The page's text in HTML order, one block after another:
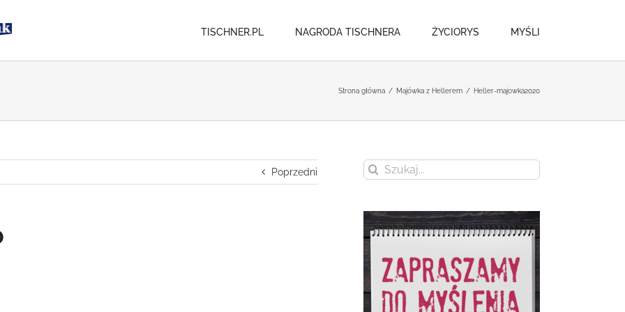
TISCHNER.PL NAGRODA TISCHNERA ŻYCIORYS MYŚLI
Strona główna / Majówka z Hellerem / Heller-majowka2020
Poprzedni
Szukaj